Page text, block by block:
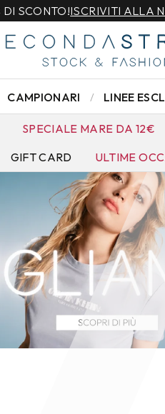
SPECIALE MARE DA 12€
GIFT CARD
ULTIME
CAMPIONARI LINEE